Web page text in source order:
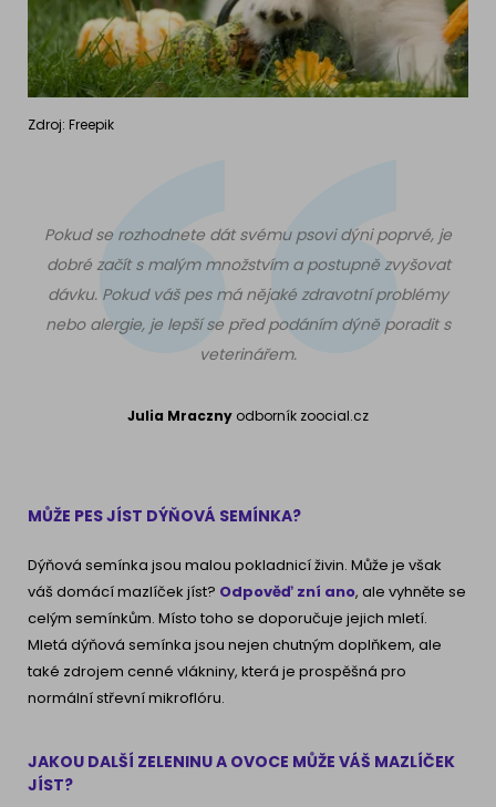
Zdroj: Freepik
Pokud se rozhodnete dát svému psovi dýni poprvé, je
dobré začít s malým množstvím a postupně zvyšovat
dávku. Pokud váš pes má nějaké zdravotní problémy
nebo alergie, je lepší se před podáním dýně poradit s
veterinářem.
Julia Mraczny odborník zoocial.cz
MŮŽE PES JÍST DÝŇOVÁ SEMÍNKA?
Dýňová semínka jsou malou pokladnicí živin. Může je však
váš domácí mazlíček jíst? Odpověď zní ano, ale vyhněte se
celým semínkům. Místo toho se doporučuje jejich mletí.
Mletá dýňová semínka jsou nejen chutným doplňkem, ale
také zdrojem cenné vlákniny, která je prospěšná pro
normální střevní mikroflóru.
JAKOU DALŠÍ ZELENINU A OVOCE MŮŽE VÁŠ MAZLÍČEK
JÍST?